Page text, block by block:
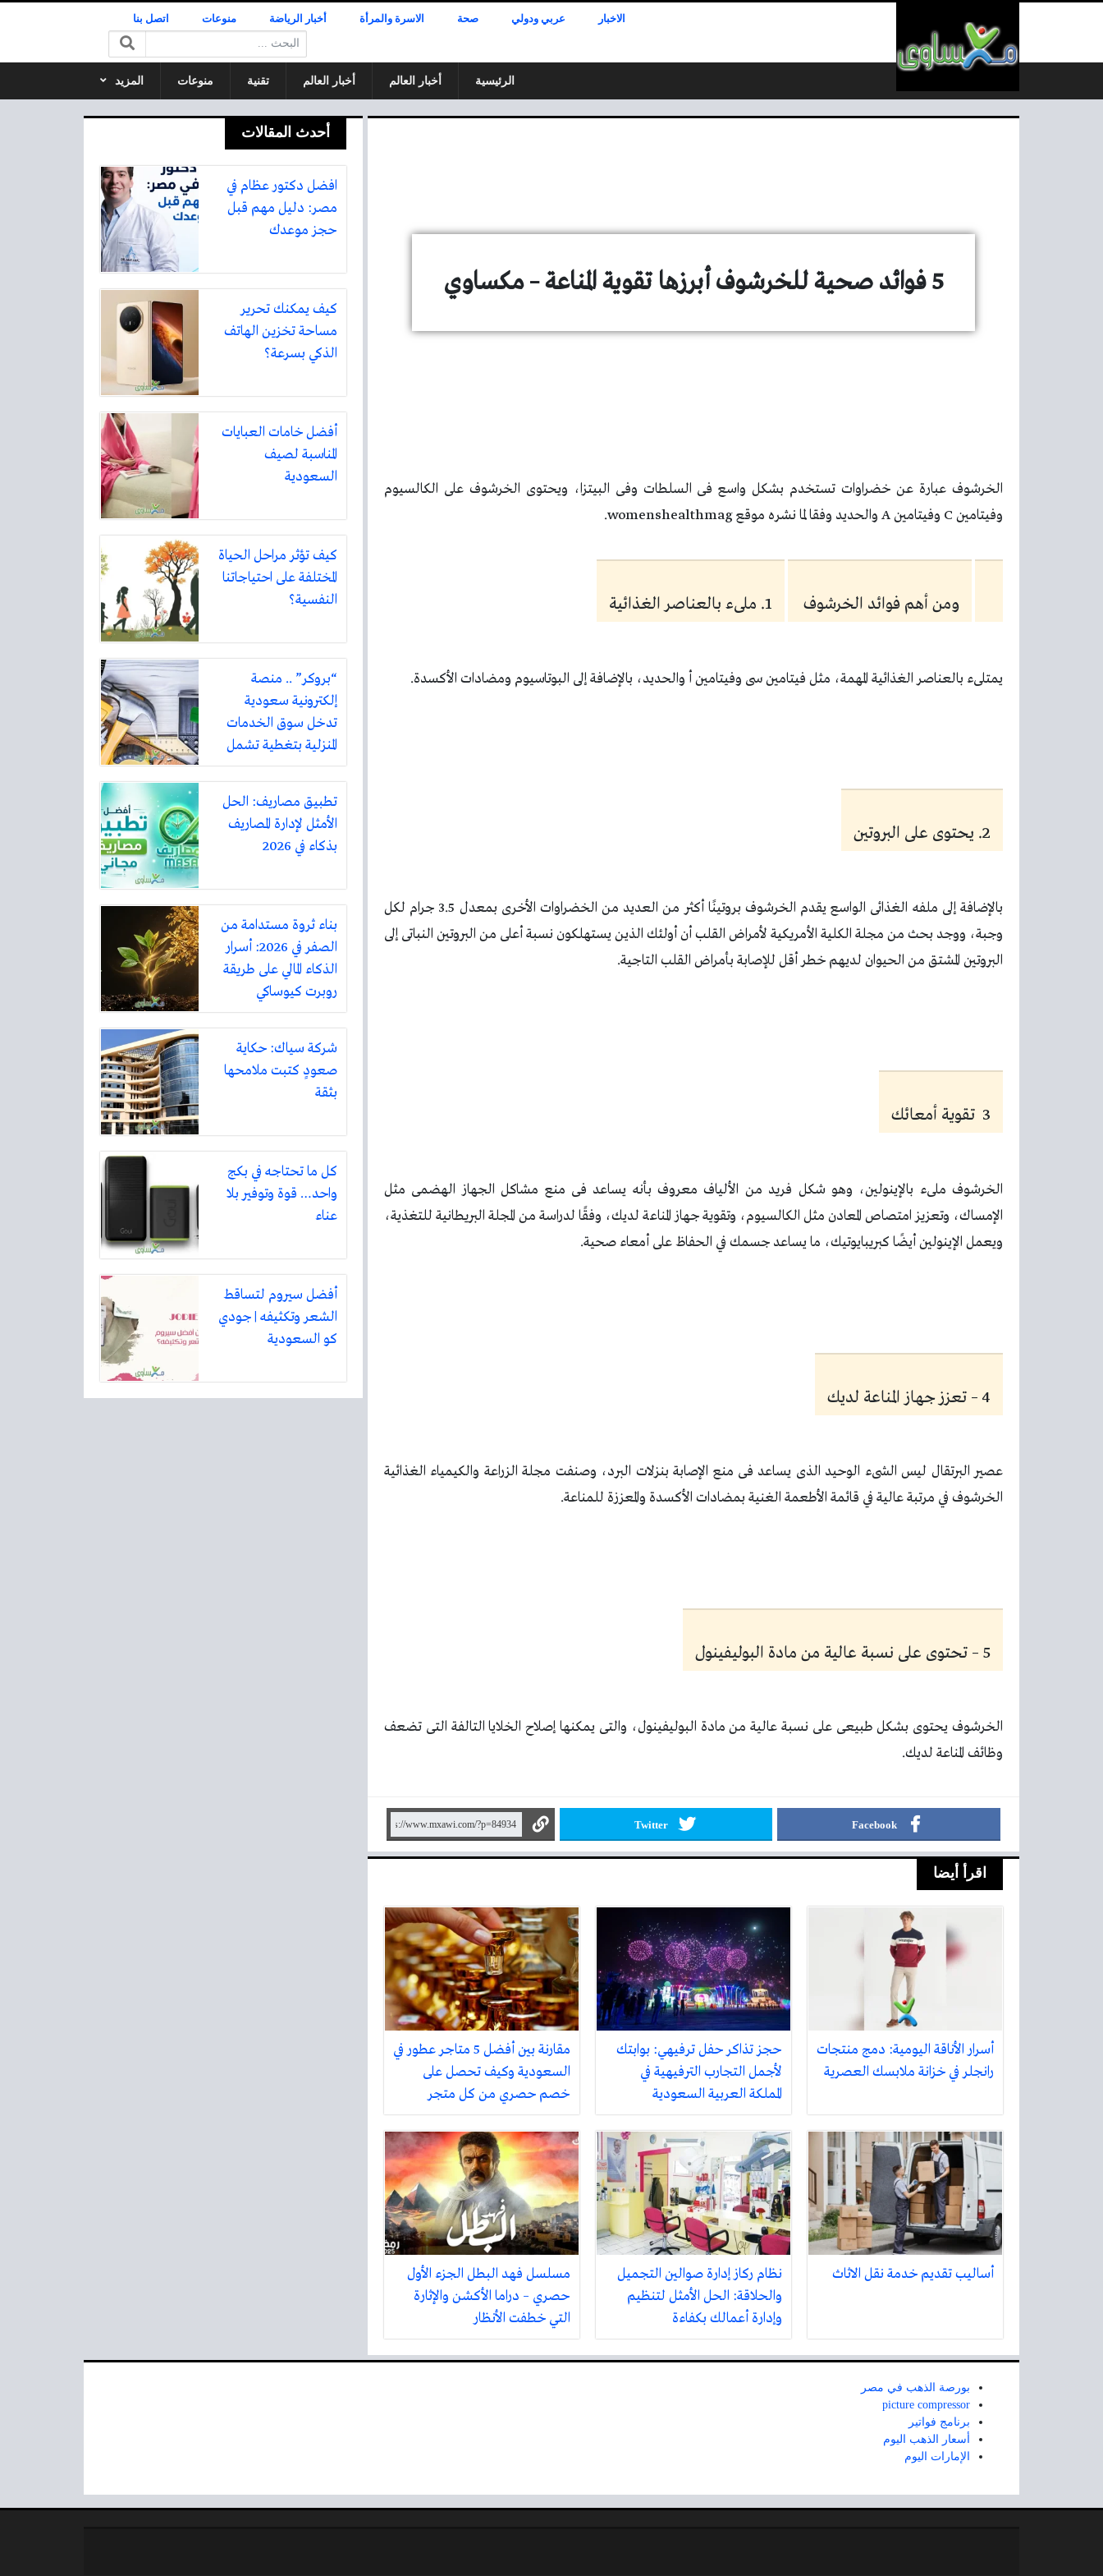
الاخبار عربي ودولي صحة الاسرة والمرأة أخبار الرياضة منوعات اتصل بنا
البحث:
الرئيسية أخبار العالم أخبار العالم تقنية منوعات المزيد
5 فوائد صحية للخرشوف أبرزها تقوية المناعة – مكساوي
الخرشوف عبارة عن خضراوات تستخدم بشكل واسع فى السلطات وفى البيتزا، ويحتوى الخرشوف على الكالسيوم
وفيتامين C وفيتامين A والحديد وفقا لما نشره موقع womenshealthmag.
ومن أهم فوائد الخرشوف 1. ملىء بالعناصر الغذائية
يمتلىء بالعناصر الغذائية المهمة، مثل فيتامين سى وفيتامين أ والحديد، بالإضافة إلى البوتاسيوم ومضادات الأكسدة.
2. يحتوى على البروتين
بالإضافة إلى ملفه الغذائى الواسع يقدم الخرشوف بروتينًا أكثر من العديد من الخضراوات الأخرى بمعدل 3.5 جرام لكل
وجبة، ووجد بحث من مجلة الكلية الأمريكية لأمراض القلب أن أولئك الذين يستهلكون نسبة أعلى من البروتين النباتى إلى
البروتين المشتق من الحيوان لديهم خطر أقل للإصابة بأمراض القلب التاجية.
3 تقوية أمعائك
الخرشوف ملىء بالإينولين، وهو شكل فريد من الألياف معروف بأنه يساعد فى منع مشاكل الجهاز الهضمى مثل
الإمساك، وتعزيز امتصاص المعادن مثل الكالسيوم، وتقوية جهاز المناعة لديك، وفقًا لدراسة من المجلة البريطانية للتغذية،
ويعمل الإينولين أيضًا كبريبايوتيك، ما يساعد جسمك في الحفاظ على أمعاء صحية.
4 – تعزز جهاز المناعة لديك
عصير البرتقال ليس الشىء الوحيد الذى يساعد فى منع الإصابة بنزلات البرد، وصنفت مجلة الزراعة والكيمياء الغذائية
الخرشوف في مرتبة عالية في قائمة الأطعمة الغنية بمضادات الأكسدة والمعززة للمناعة.
5 – تحتوى على نسبة عالية من مادة البوليفينول
الخرشوف يحتوى بشكل طبيعى على نسبة عالية من مادة البوليفينول، والتى يمكنها إصلاح الخلايا التالفة التى تضعف
وظائف المناعة لديك.
Facebook
Twitter
اقرأ أيضا
أسرار الأناقة اليومية: دمج منتجات
رانجلر في خزانة ملابسك العصرية
حجز تذاكر حفل ترفيهي: بوابتك
لأجمل التجارب الترفيهية في
المملكة العربية السعودية
مقارنة بين أفضل 5 متاجر عطور في
السعودية وكيف تحصل على
خصم حصري من كل متجر
أساليب تقديم خدمة نقل الاثاث
نظام ركاز إدارة صوالين التجميل
والحلاقة: الحل الأمثل لتنظيم
وإدارة أعمالك بكفاءة
مسلسل فهد البطل الجزء الأول
حصري – دراما الأكشن والإثارة
التي خطفت الأنظار
أحدث المقالات
افضل دكتور عظام في
مصر: دليل مهم قبل
حجز موعدك
كيف يمكنك تحرير
مساحة تخزين الهاتف
الذكي بسرعة؟
أفضل خامات العبايات
المناسبة لصيف
السعودية
كيف تؤثر مراحل الحياة
المختلفة على احتياجاتنا
النفسية؟
“بروكر” .. منصة
إلكترونية سعودية
تدخل سوق الخدمات
المنزلية بتغطية تشمل
أكثر من ثلاثين مدينة
تطبيق مصاريف: الحل
الأمثل لإدارة المصاريف
بذكاء في 2026
بناء ثروة مستدامة من
الصفر في 2026: أسرار
الذكاء المالي على طريقة
روبرت كيوساكي
شركة سياك: حكاية
صعودٍ كتبت ملامحها
بثقة
كل ما تحتاجه في بكج
واحد… قوة وتوفير بلا
عناء
أفضل سيروم لتساقط
الشعر وتكثيفه | جودي
كو السعودية
بورصة الذهب في مصر
picture compressor
برنامج فواتير
أسعار الذهب اليوم
الإمارات اليوم